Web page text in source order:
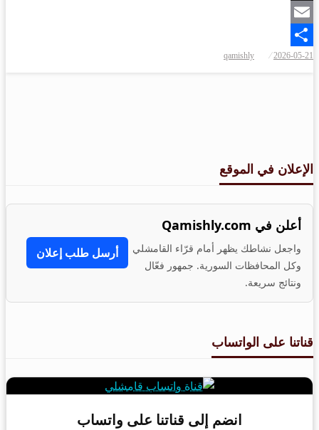
Snapchat
Email
Share
2026-05-21
qamishly
الإعلان في الموقع
أعلن في Qamishly.com
واجعل نشاطك يظهر أمام قرّاء القامشلي
وكل المحافظات السورية. جمهور فعّال
ونتائج سريعة.
أرسل طلب إعلان
قناتنا على الواتساب
انضم إلى قناتنا على واتساب